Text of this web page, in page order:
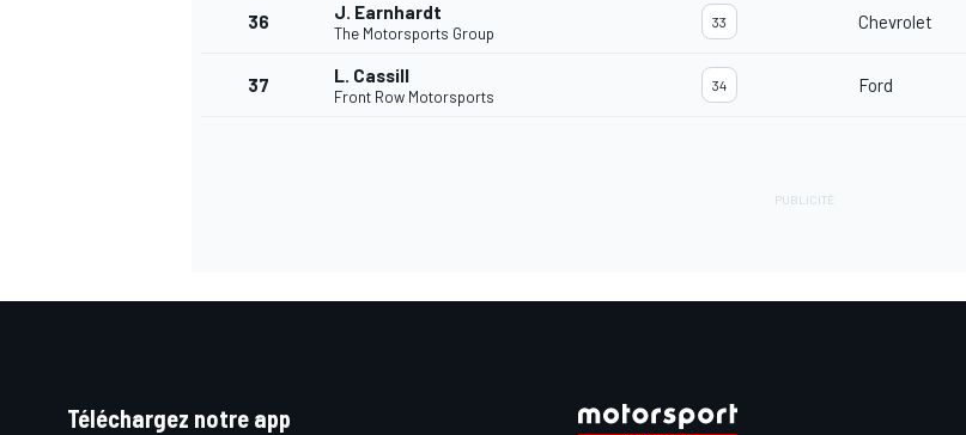
36 J. Earnhardt
The Motorsports Group
33 Chevrolet
37 L. Cassill
Front Row Motorsports
34 Ford
Téléchargez notre app